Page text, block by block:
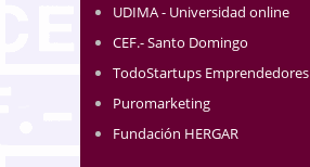
UDIMA - Universidad online
CEF.- Santo Domingo
TodoStartups Emprendedores
Puromarketing
Fundación HERGAR